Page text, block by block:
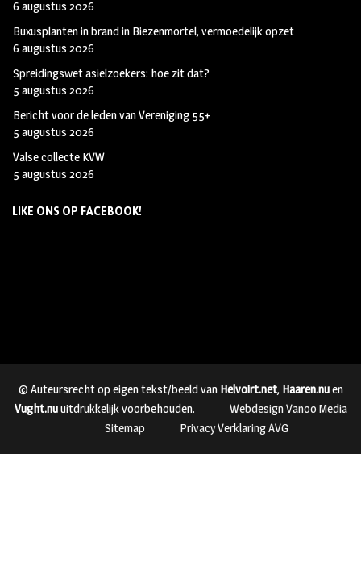
6 augustus 2026
Buxusplanten in brand in Biezenmortel, vermoedelijk opzet
6 augustus 2026
Spreidingswet asielzoekers: hoe zit dat?
5 augustus 2026
Bericht voor de leden van Vereniging 55+
5 augustus 2026
Valse collecte KVW
5 augustus 2026
LIKE ONS OP FACEBOOK!
© Auteursrecht op eigen tekst/beeld van Helvoirt.net, Haaren.nuen
Vught.nuuitdrukkelijk voorbehouden.
Webdesign Vanoo Media
Sitemap
Privacy Verklaring AVG